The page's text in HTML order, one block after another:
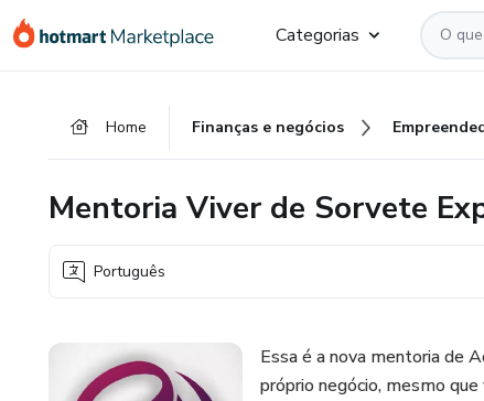
para
para
para
Categorias
Home Finanças e negócios
Mentoria Viver de Sorvete
Português
Essa é a nova mentoria de
próprio negócio, mesmo